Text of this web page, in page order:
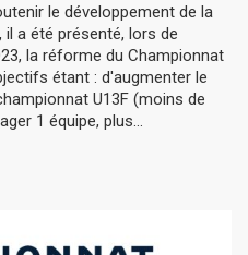
le développement de la
a été présenté, lors de
la réforme du Championnat
étant : d'augmenter le
U13F (moins de
1 équipe, plus...